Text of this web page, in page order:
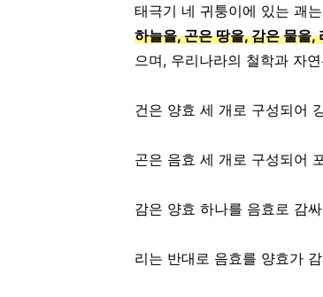
태극기 네 귀퉁이에 있는 괘
하늘을, 곤은 땅을, 감은 물을,
으며, 우리나라의 철학과 자
건은 양효 세 개로 구성되어
곤은 음효 세 개로 구성되어
감은 양효 하나를 음효로 감
리는 반대로 음효를 양효가